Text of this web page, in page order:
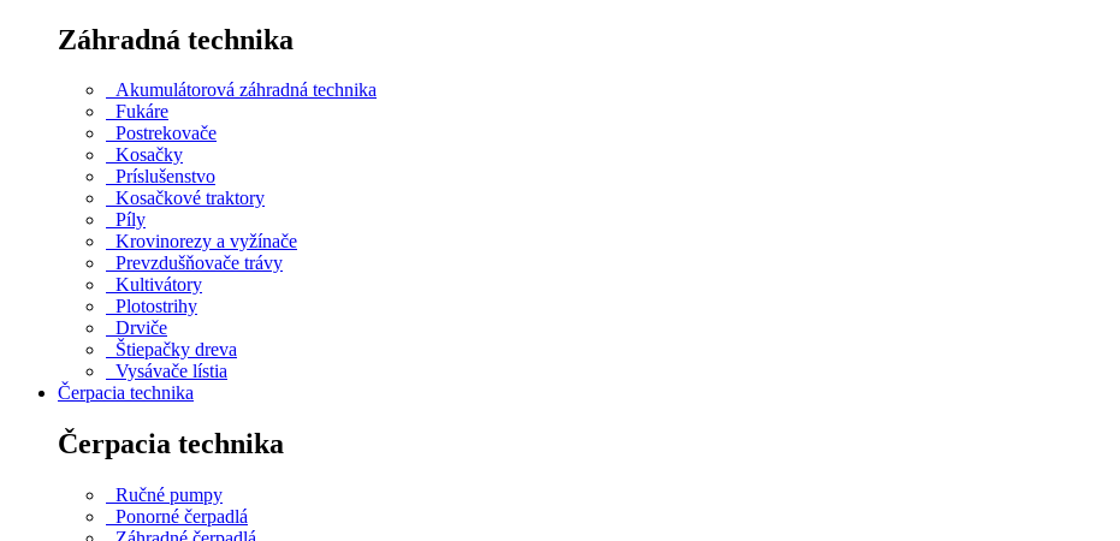
Záhradná technika
Akumulátorová záhradná technika
Fukáre
Postrekovače
Kosačky
Príslušenstvo
Kosačkové traktory
Píly
Krovinorezy a vyžínače
Prevzdušňovače trávy
Kultivátory
Plotostrihy
Drviče
Štiepačky dreva
Vysávače lístia
Čerpacia technika
Čerpacia technika
Ručné pumpy
Ponorné čerpadlá